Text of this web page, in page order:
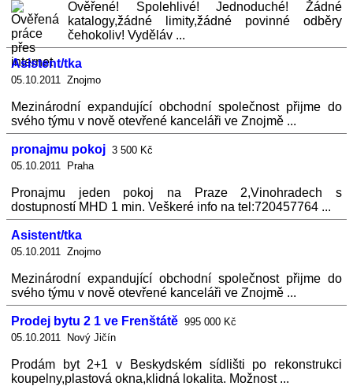
Ověřené! Spolehlivé! Jednoduché! Žádné
katalogy,žádné limity,žádné povinné odběry
čehokoliv! Vyděláv ...
Asistent/tka
05.10.2011 Znojmo
Mezinárodní expandující obchodní společnost přijme do
svého týmu v nově otevřené kanceláři ve Znojmě ...
pronajmu pokoj 3 500 Kč
05.10.2011 Praha
Pronajmu jeden pokoj na Praze 2,Vinohradech s
dostupností MHD 1 min. Veškeré info na tel:720457764 ...
Asistent/tka
05.10.2011 Znojmo
Mezinárodní expandující obchodní společnost přijme do
svého týmu v nově otevřené kanceláři ve Znojmě ...
Prodej bytu 2 1 ve Frenštátě 995 000 Kč
05.10.2011 Nový Jičín
Prodám byt 2+1 v Beskydském sídlišti po rekonstrukci
koupelny,plastová okna,klidná lokalita. Možnost ...